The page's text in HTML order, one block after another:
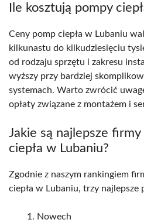
Ile kosztują pompy
Ceny pomp ciepła w Lubaniu
kilkunastu do kilkudziesięciu
od rodzaju sprzętu i zakresu
wyższy przy bardziej
systemach. Warto zwrócić
opłaty związane z montażem i
Jakie są najlepsze
ciepła w Lubaniu?
Zgodnie z naszym rankingiem
ciepła w Lubaniu, trzy najlepsze
Nowech